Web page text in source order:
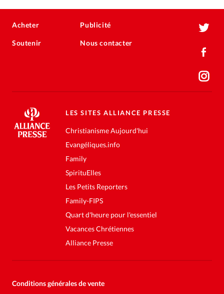
Acheter
Soutenir
Publicité
Nous contacter
LES SITES ALLIANCE PRESSE
Christianisme Aujourd'hui
Evangéliques.info
Family
SpirituElles
Les Petits Reporters
Family-FIPS
Quart d'heure pour l'essentiel
Vacances Chrétiennes
Alliance Presse
Conditions générales de vente